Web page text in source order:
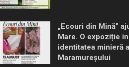
„Ecouri din Mină”
Mare. O expoziție
identitatea minieră a
Maramureșului